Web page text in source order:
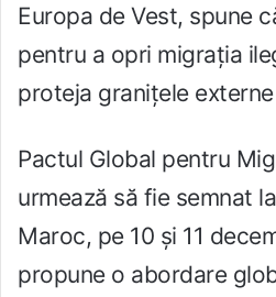
Europa de Vest, spune
pentru a opri migrația
proteja granițele externe
Pactul Global pentru
urmează să fie semnat
Maroc, pe 10 și 11
propune o abordare